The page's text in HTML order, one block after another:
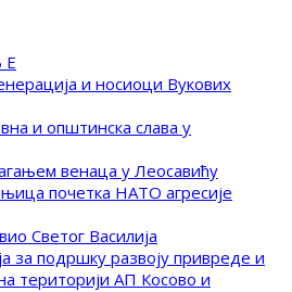
Е
и носиоци Вукових
и општинска слава у
венаца у Леосавићу
почетка НАТО агресије
Светог Василија
за подршку развоју привреде и
територији АП Косово и